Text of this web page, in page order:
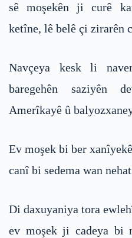
sê moşekên ji curê
ketîne, lê belê çi zirarên
Navçeya kesk li
baregehên saziyên
Amerîkayê û
Ev moşek bi ber
canî bi sedema wan
Di daxuyaniya tora
ev moşek ji cadeya bi